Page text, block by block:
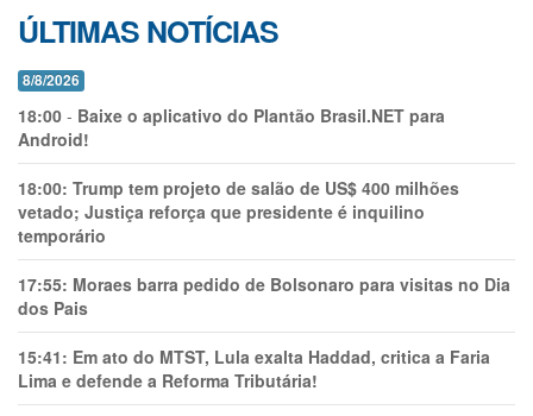
ÚLTIMAS NOTÍCIAS
8/8/2026
18:00 - Baixe o aplicativo do Plantão Brasil.NET para
Android!
18:00: Trump tem projeto de salão de US$ 400 milhões
vetado; Justiça reforça que presidente é inquilino
temporário
17:55: Moraes barra pedido de Bolsonaro para visitas no Dia
dos Pais
15:41: Em ato do MTST, Lula exalta Haddad, critica a Faria
Lima e defende a Reforma Tributária!